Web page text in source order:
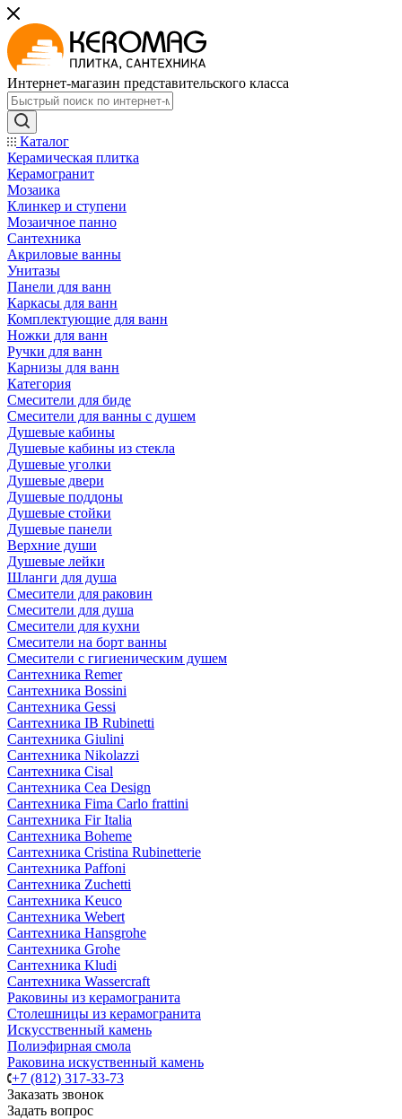
Интернет-магазин представительского класса
Каталог
Керамическая плитка
Керамогранит
Мозаика
Клинкер и ступени
Мозаичное панно
Сантехника
Акриловые ванны
Унитазы
Панели для ванн
Каркасы для ванн
Комплектующие для ванн
Ножки для ванн
Ручки для ванн
Карнизы для ванн
Категория
Смесители для биде
Смесители для ванны с душем
Душевые кабины
Душевые кабины из стекла
Душевые уголки
Душевые двери
Душевые поддоны
Душевые стойки
Душевые панели
Верхние души
Душевые лейки
Шланги для душа
Смесители для раковин
Смесители для душа
Смесители для кухни
Смесители на борт ванны
Смесители с гигиеническим душем
Сантехника Remer
Сантехника Bossini
Сантехника Gessi
Сантехника IB Rubinetti
Сантехника Giulini
Сантехника Nikolazzi
Сантехника Cisal
Сантехника Cea Design
Сантехника Fima Carlo frattini
Сантехника Fir Italia
Сантехника Boheme
Сантехника Cristina Rubinetterie
Сантехника Paffoni
Сантехника Zuchetti
Сантехника Keuco
Сантехника Webert
Сантехника Hansgrohe
Сантехника Grohe
Сантехника Kludi
Сантехника Wassercraft
Раковины из керамогранита
Столешницы из керамогранита
Искусственный камень
Полиэфирная смола
Раковина искуственный камень
+7 (812) 317-33-73
Заказать звонок
Задать вопрос